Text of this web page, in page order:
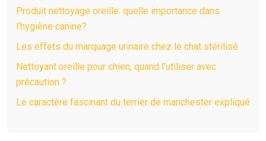
Produit nettoyage oreille: quelle importance dans
l’hygiène canine?
Les effets du marquage urinaire chez le chat stérilisé
Nettoyant oreille pour chien, quand l’utiliser avec
précaution ?
Le caractère fascinant du terrier de manchester expliqué